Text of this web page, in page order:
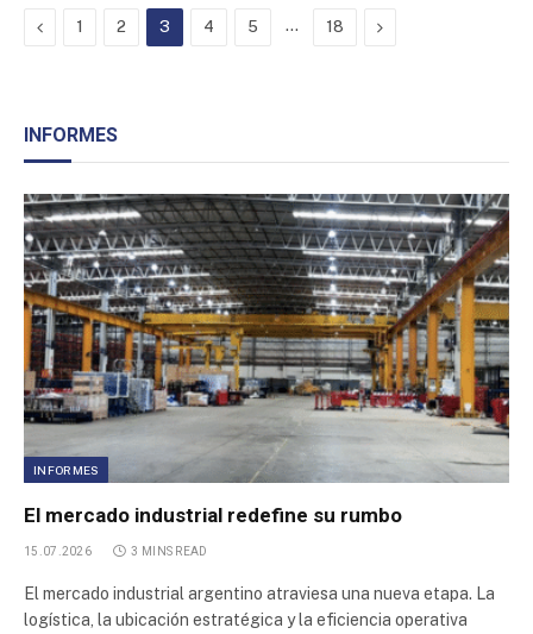
Previous
1 2 3 4 5 … 18 Next
INFORMES
INFORMES
El mercado industrial redefine su rumbo
15.07.2026 3 MINS READ
El mercado industrial argentino atraviesa una nueva etapa. La
logística, la ubicación estratégica y la eficiencia operativa